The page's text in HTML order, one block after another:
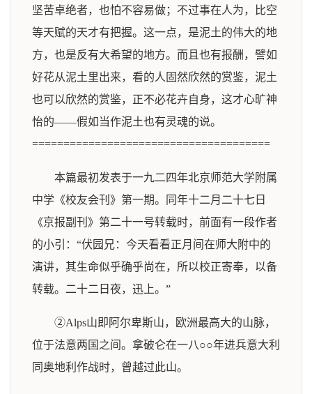
坚苦卓绝者，也怕不容易做；不过事在人为，比空
等天赋的天才有把握。这一点，是泥土的伟大的地
方，也是反有大希望的地方。而且也有报酬，譬如
好花从泥土里出来，看的人固然欣然的赏鉴，泥土
也可以欣然的赏鉴，正不必花卉自身，这才心旷神
怡的——假如当作泥土也有灵魂的说。
======================================
本篇最初发表于一九二四年北京师范大学附属
中学《校友会刊》第一期。同年十二月二十七日
《京报副刊》第二十一号转载时，前面有一段作者
的小引：“伏园兄：今天看看正月间在师大附中的
演讲，其生命似乎确乎尚在，所以校正寄奉，以备
转载。二十二日夜，迅上。”
②Alps山即阿尔卑斯山，欧洲最高大的山脉，
位于法意两国之间。拿破仑在一八○○年进兵意大利
同奥地利作战时，曾越过此山。